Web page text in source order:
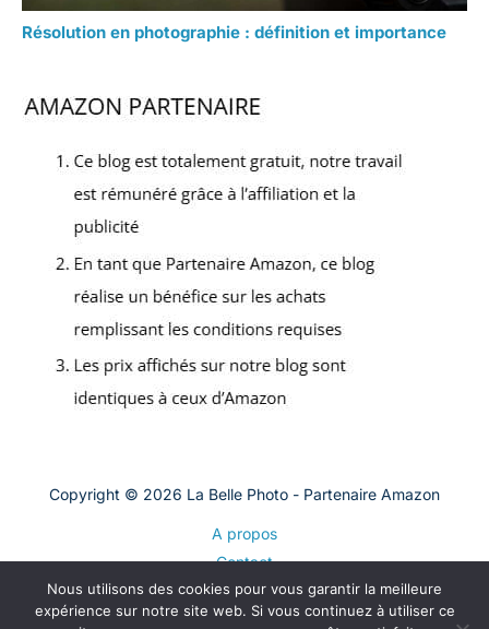
Résolution en photographie : définition et importance
Copyright © 2026 La Belle Photo - Partenaire Amazon
A propos
Contact
Plan du site
Mentions légales
Nous utilisons des cookies pour vous garantir la meilleure
expérience sur notre site web. Si vous continuez à utiliser ce